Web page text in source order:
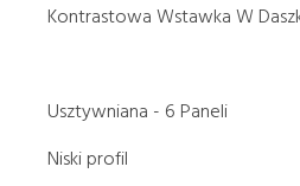
Kontrastowa Wstawka W
Usztywniana - 6 Paneli
Niski profil